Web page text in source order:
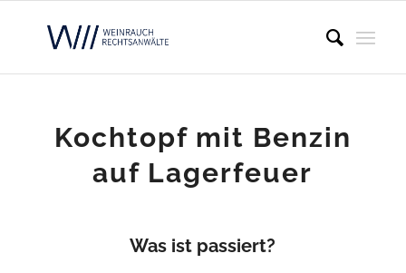
Kochtopf mit Benzin
auf Lagerfeuer
Was ist passiert?